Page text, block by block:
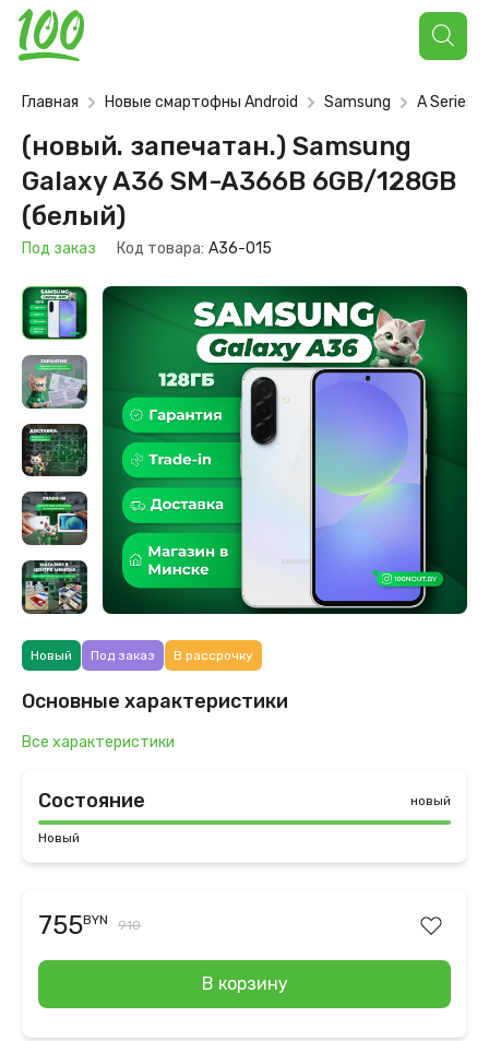
Поиск
товаров
Главная Новые смартофны Android Samsung A Series
(новый. запечатан.) Samsung
Galaxy A36 SM-A366B 6GB/128GB
(белый)
Под заказ Код товара: A36-015
Новый Под заказ В рассрочку
Основные характеристики
Все характеристики
Состояние новый
Новый
755BYN 910
В корзину